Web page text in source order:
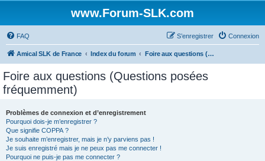
www.Forum-SLK.com
FAQ Connexion
S’enregistrer
Amical SLK de France Index du forum Foire aux questions (Questions posées fréquemment)
Foire aux questions (Questions posées
fréquemment)
Problèmes de connexion et d’enregistrement
Pourquoi dois-je m’enregistrer ?
Que signifie COPPA ?
Je souhaite m’enregistrer, mais je n’y parviens pas !
Je suis enregistré mais je ne peux pas me connecter !
Pourquoi ne puis-je pas me connecter ?